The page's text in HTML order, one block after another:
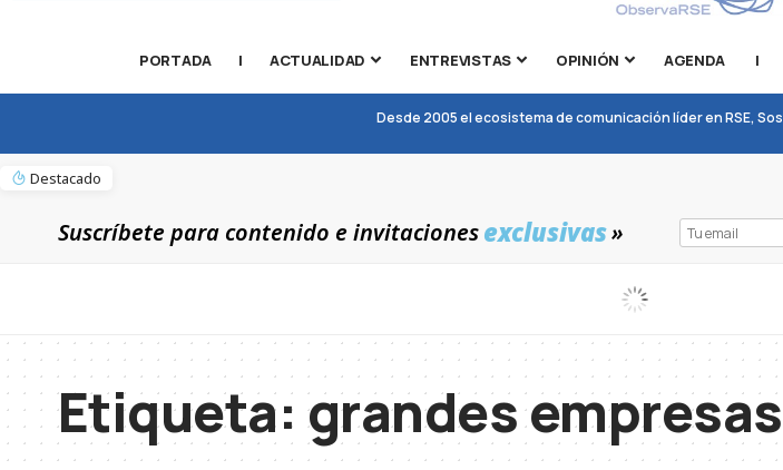
PORTADA | ACTUALIDAD ENTREVISTAS OPINIÓN AGENDA |
Desde 2005 el ecosistema de comunicación líder en RSE,
Destacado
Suscríbete para contenido e invitacionesexclusivas»
Etiqueta: grandes empresas